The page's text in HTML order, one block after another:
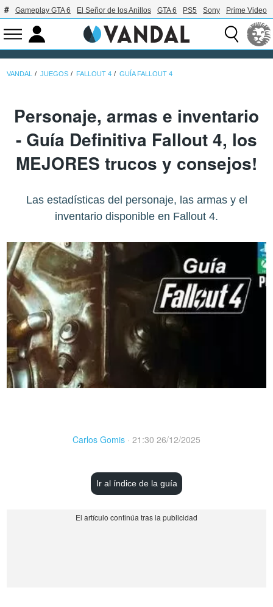
Gameplay GTA 6 El Señor de los Anillos GTA 6 PS5 Sony Prime Video
VANDAL JUEGOS FALLOUT 4 GUÍA FALLOUT 4
Personaje, armas e inventario
- Guía Definitiva Fallout 4, los
MEJORES trucos y consejos!
Las estadísticas del personaje, las armas y el
inventario disponible en Fallout 4.
Carlos Gomis · 21:30 26/12/2025
Ir al índice de la guía